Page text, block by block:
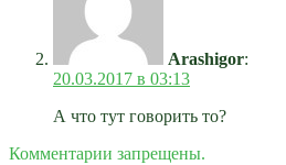
Arashigor:
20.03.2017 в 03:13
А что тут говорить то?
Комментарии запрещены.